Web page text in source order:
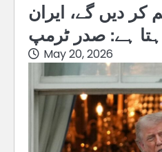
کر دیں گے، ایران
ہے: صدر ٹرمپ
May 20, 2026